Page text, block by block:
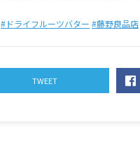
#ドライフルーツバター #藤野良品店
TWEET